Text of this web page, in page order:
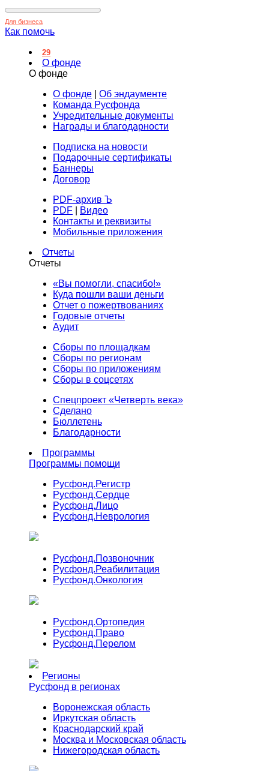
Для бизнеса
Как помочь
29
О фонде
О фонде
О фонде
Об эндаументе
Команда Русфонда
Учредительные документы
Награды и благодарности
Подписка на новости
Подарочные сертификаты
Баннеры
Договор
PDF-архив Ъ
PDF
Видео
Контакты и реквизиты
Мобильные приложения
Отчеты
Отчеты
«Вы помогли, спасибо!»
Куда пошли ваши деньги
Отчет о пожертвованиях
Годовые отчеты
Аудит
Сборы по площадкам
Сборы по регионам
Сборы по приложениям
Сборы в соцсетях
Спецпроект «Четверть века»
Сделано
Бюллетень
Благодарности
Программы
Программы помощи
Русфонд.Регистр
Русфонд.Сердце
Русфонд.Лицо
Русфонд.Неврология
Русфонд.Позвоночник
Русфонд.Реабилитация
Русфонд.Онкология
Русфонд.Ортопедия
Русфонд.Право
Русфонд.Перелом
Регионы
Русфонд в регионах
Воронежская область
Иркутская область
Краснодарский край
Москва и Московская область
Нижегородская область